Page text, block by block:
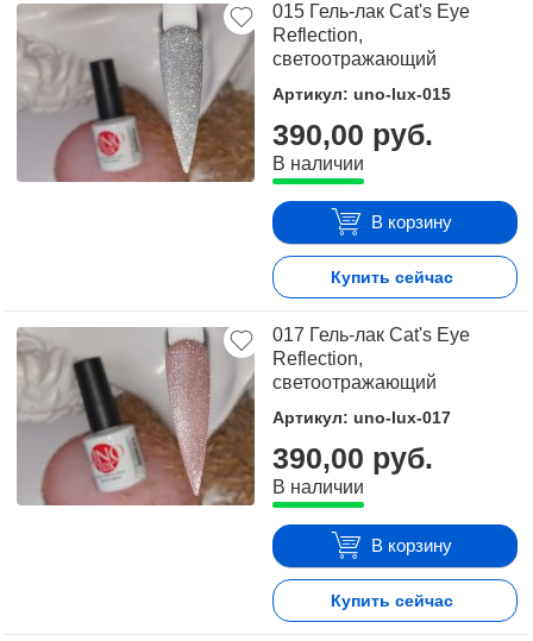
фотографиями, описанием товаров, отзывами
покупателей, техническими характеристиками, а также
сравнить понравившиеся модели и выбрать лучшую
стоимость.
Для того чтобы купить Светоотражающие гель-лаки UNO
LUX, Cat's Eye Reflection, достаточно оформить заявку
на сайте или связаться с консультантом в режиме on-
015 Гель-лак Cat's Eye
Reflection,
светоотражающий
Артикул: uno-lux-015
390,00 руб.
В наличии
В корзину
Купить сейчас
017 Гель-лак Cat's Eye
Reflection,
светоотражающий
Артикул: uno-lux-017
390,00 руб.
В наличии
В корзину
Купить сейчас